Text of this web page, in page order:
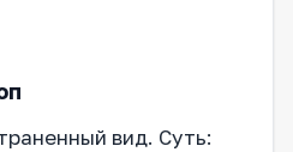
вид. Суть: